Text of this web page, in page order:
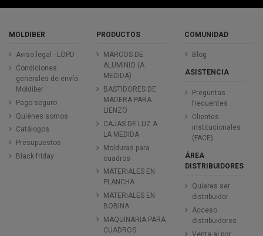
MOLDIBER
Aviso legal - LOPD
Condiciones
generales de envío
Moldiber
Pago seguro
Quiénes somos
Catálogos
Presupuestos
Black friday
PRODUCTOS
MARCOS DE
ALUMINIO (A
MEDIDA)
BASTIDORES DE
MADERA PARA
LIENZO
CAJAS DE LUZ A
LA MEDIDA
Molduras para
cuadros
MATERIALES EN
PLANCHA
MATERIALES EN
BOBINA
MAQUINARIA PARA
CUADROS
COMUNIDAD
Blog
ASISTENCIA
Preguntas
frecuentes
Clientes
institucionales
(FACE)
ÁREA
DISTRIBUIDORES
Quieres ser
distribuidor
Acceso
distribuidores
Venta al por